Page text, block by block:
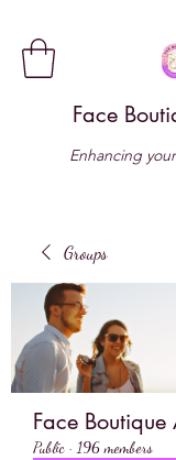
Face
Enhancing
Groups
Face
Public · 196 members